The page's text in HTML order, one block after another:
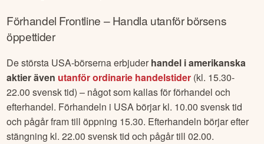
Förhandel Frontline – Handla utanför börsens
öppettider
De största USA-börserna erbjuder handel i amerikanska
aktier även utanför ordinarie handelstider (kl. 15.30-
22.00 svensk tid) – något som kallas för förhandel och
efterhandel. Förhandeln i USA börjar kl. 10.00 svensk tid
och pågår fram till öppning 15.30. Efterhandeln börjar efter
stängning kl. 22.00 svensk tid och pågår till 02.00.